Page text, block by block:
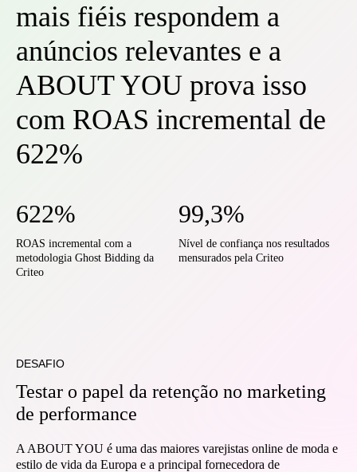
mais fiéis respondem a
anúncios relevantes e a
ABOUT YOU prova isso
com ROAS incremental de
622%
622%
ROAS incremental com a
metodologia Ghost Bidding da
Criteo
99,3%
Nível de confiança nos resultados
mensurados pela Criteo
DESAFIO
Testar o papel da retenção no marketing
de performance
A ABOUT YOU é uma das maiores varejistas online de moda e
estilo de vida da Europa e a principal fornecedora de